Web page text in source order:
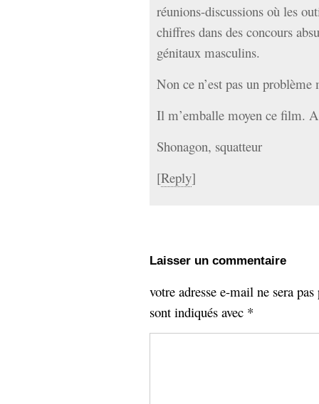
réunions-discussions où les
chiffres dans des concours
génitaux masculins.
Non ce n’est pas un
Il m’emballe moyen ce film.
Shonagon, squatteur
[Reply]
Laisser un commentaire
votre adresse e-mail ne sera
sont indiqués avec *